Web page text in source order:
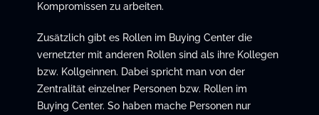
Kompromissen zu arbeiten.
Zusätzlich gibt es Rollen im Buying Center die
vernetzter mit anderen Rollen sind als ihre Kollegen
bzw. Kollgeinnen. Dabei spricht man von der
Zentralität einzelner Personen bzw. Rollen im
Buying Center. So haben mache Personen nur